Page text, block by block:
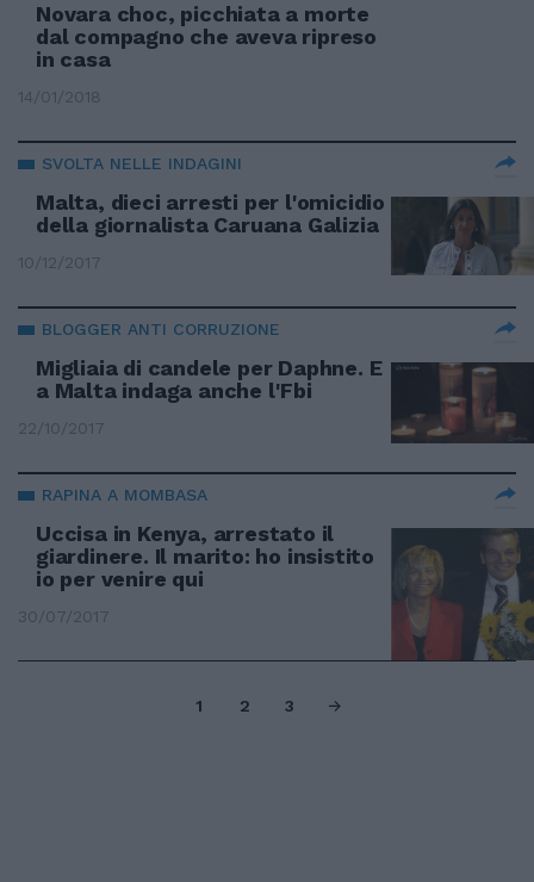
Novara choc, picchiata a morte
dal compagno che aveva ripreso
in casa
14/01/2018
SVOLTA NELLE INDAGINI
Malta, dieci arresti per l'omicidio
della giornalista Caruana Galizia
10/12/2017
BLOGGER ANTI CORRUZIONE
Migliaia di candele per Daphne. E
a Malta indaga anche l'Fbi
22/10/2017
RAPINA A MOMBASA
Uccisa in Kenya, arrestato il
giardinere. Il marito: ho insistito
io per venire qui
30/07/2017
1 2 3